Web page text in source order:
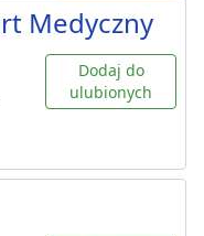
Medyczny
Dodaj do
ulubionych